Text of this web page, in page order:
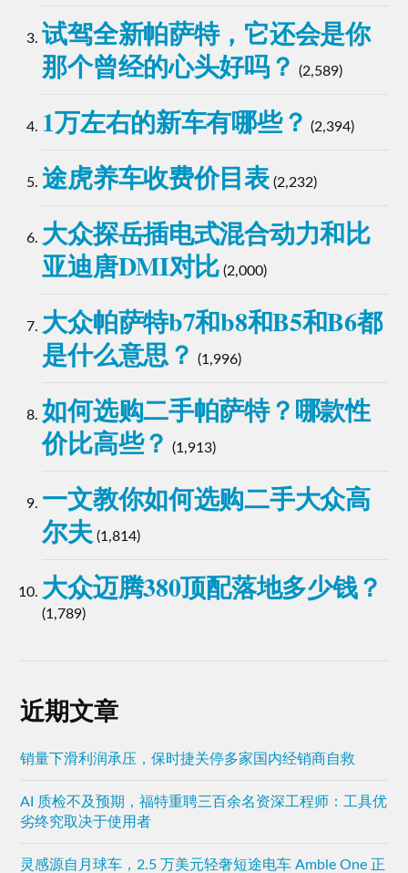
试驾全新帕萨特，它还会是你
那个曾经的心头好吗？
(2,589)
1万左右的新车有哪些？ (2,394)
途虎养车收费价目表 (2,232)
大众探岳插电式混合动力和比
亚迪唐DMI对比 (2,000)
大众帕萨特b7和b8和B5和B6都
是什么意思？
(1,996)
如何选购二手帕萨特？哪款性
价比高些？
(1,913)
一文教你如何选购二手大众高
尔夫 (1,814)
大众迈腾380顶配落地多少钱？
(1,789)
近期文章
销量下滑利润承压，保时捷关停多家国内经销商自救
AI 质检不及预期，福特重聘三百余名资深工程师：工具优
劣终究取决于使用者
灵感源自月球车，2.5 万美元轻奢短途电车 Amble One 正